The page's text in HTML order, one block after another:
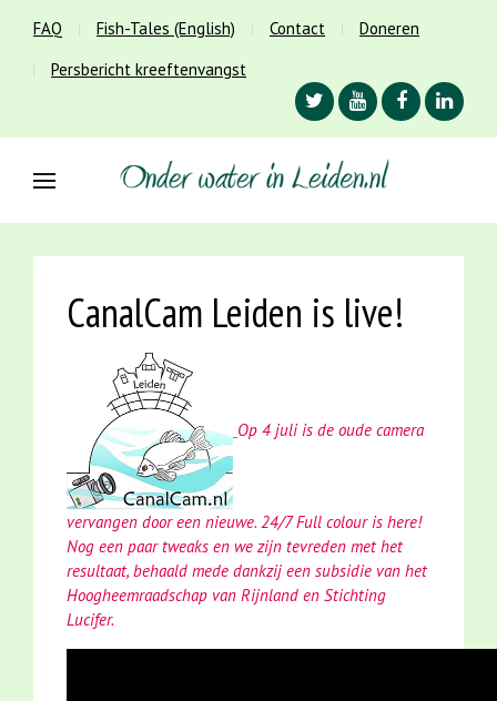
FAQ Fish-Tales (English) Contact
Doneren
Persbericht kreeftenvangst
CanalCam Leiden is live!
Op 4 juli is de oude camera
vervangen door een nieuwe. 24/7 Full colour is here!
Nog een paar tweaks en we zijn tevreden met het
resultaat, behaald mede dankzij een subsidie van het
Hoogheemraadschap van Rijnland en Stichting
Lucifer.